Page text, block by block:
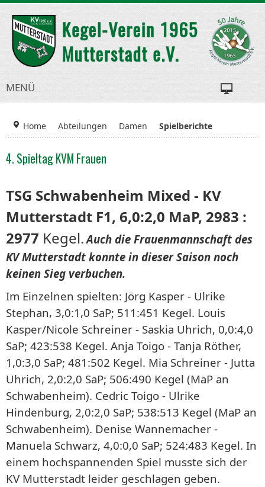
MENÜ
Home Abteilungen Damen Spielberichte
4. Spieltag KVM Frauen
TSG Schwabenheim Mixed - KV
Mutterstadt F1, 6,0:2,0 MaP, 2983 :
2977 Kegel. Auch die Frauenmannschaft des
KV Mutterstadt konnte in dieser Saison noch
keinen Sieg verbuchen.
Im Einzelnen spielten: Jörg Kasper - Ulrike
Stephan, 3,0:1,0 SaP; 511:451 Kegel. Louis
Kasper/Nicole Schreiner - Saskia Uhrich, 0,0:4,0
SaP; 423:538 Kegel. Anja Toigo - Tanja Röther,
1,0:3,0 SaP; 481:502 Kegel. Mia Schreiner - Jutta
Uhrich, 2,0:2,0 SaP; 506:490 Kegel (MaP an
Schwabenheim). Cedric Toigo - Ulrike
Hindenburg, 2,0:2,0 SaP; 538:513 Kegel (MaP an
Schwabenheim). Denise Wannemacher -
Manuela Schwarz, 4,0:0,0 SaP; 524:483 Kegel. In
einem hochspannenden Spiel musste sich der
KV Mutterstadt leider geschlagen geben.